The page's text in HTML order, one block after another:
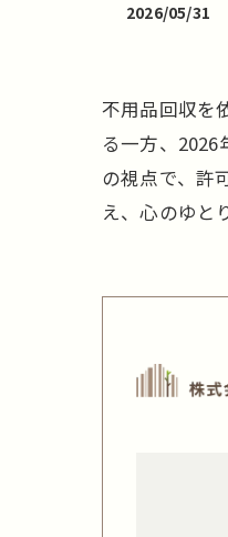
2026/05/31
不用品回収を
る一方、
の視点で、許
え、心のゆと